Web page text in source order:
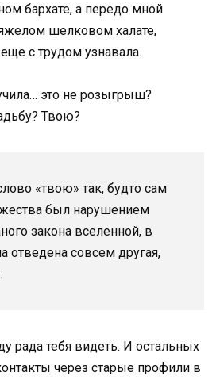
бархате, а передо мной
шелковом халате,
с трудом узнавала.
это не розыгрыш?
Твою?
«твою» так, будто сам
был нарушением
закона вселенной, в
отведена совсем другая,
рада тебя видеть. И остальных
через старые профили в